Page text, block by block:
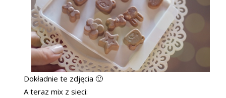
Dokładnie te zdjęcia 🙂
A teraz mix z sieci: